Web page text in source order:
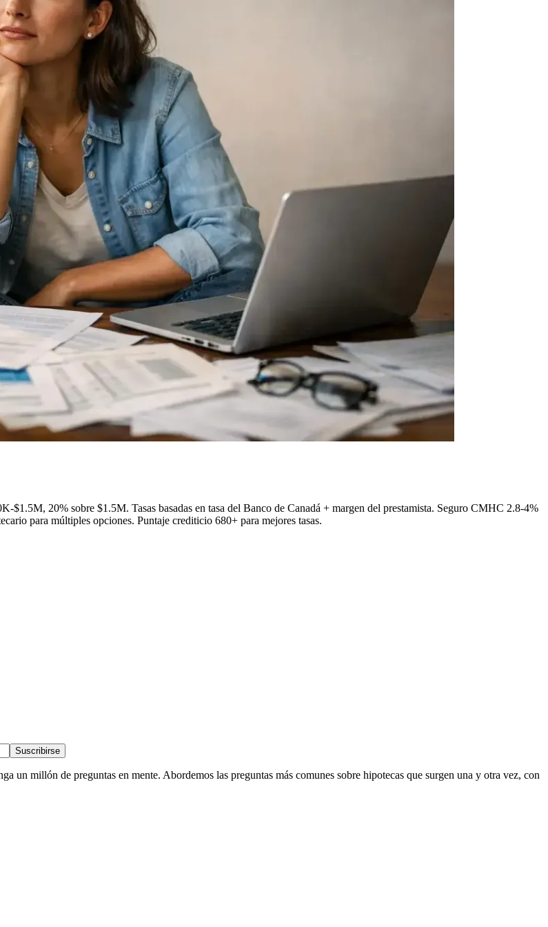
$1.5M, 20% sobre $1.5M. Tasas basadas en tasa del Banco de Canadá + margen del prestamista. Seguro CMHC 2.8-4%
para múltiples opciones. Puntaje crediticio 680+ para mejores tasas.
Suscribirse
un millón de preguntas en mente. Abordemos las preguntas más comunes sobre hipotecas que surgen una y otra vez, con